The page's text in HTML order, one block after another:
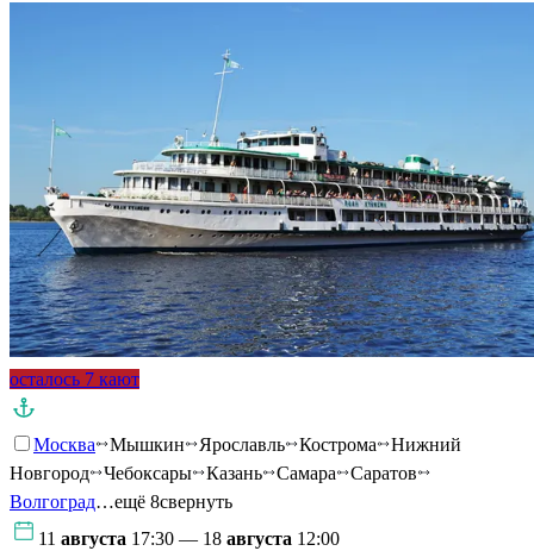
осталось 7 кают
Москва Мышкин Ярославль Кострома
Нижний
Новгород
Чебоксары Казань Самара
Саратов
Волгоград…ещё 8свернуть
11 августа 17:30 — 18 августа 12:00